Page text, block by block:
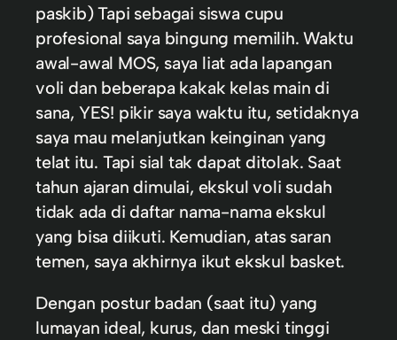
paskib) Tapi sebagai siswa cupu
profesional saya bingung memilih. Waktu
awal-awal MOS, saya liat ada lapangan
voli dan beberapa kakak kelas main di
sana, YES! pikir saya waktu itu, setidaknya
saya mau melanjutkan keinginan yang
telat itu. Tapi sial tak dapat ditolak. Saat
tahun ajaran dimulai, ekskul voli sudah
tidak ada di daftar nama-nama ekskul
yang bisa diikuti. Kemudian, atas saran
temen, saya akhirnya ikut ekskul basket.
Dengan postur badan (saat itu) yang
lumayan ideal, kurus, dan meski tinggi